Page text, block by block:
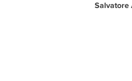
Salvatore